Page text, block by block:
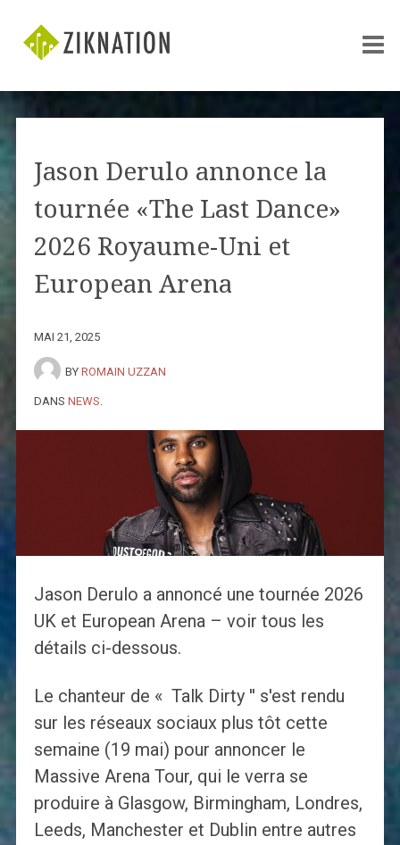
Jason Derulo annonce la
tournée «The Last Dance»
2026 Royaume-Uni et
European Arena
MAI 21, 2025
BY ROMAIN UZZAN
DANS NEWS
Jason Derulo a annoncé une tournée 2026
UK et European Arena – voir tous les
détails ci-dessous.
Le chanteur de « Talk Dirty '' s'est rendu
sur les réseaux sociaux plus tôt cette
semaine (19 mai) pour annoncer le
Massive Arena Tour, qui le verra se
produire à Glasgow, Birmingham, Londres,
Leeds, Manchester et Dublin entre autres